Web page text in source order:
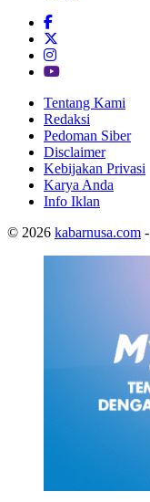
Tentang Kami
Redaksi
Pedoman Siber
Disclaimer
Kebijakan Privasi
Karya Anda
Info Iklan
© 2026 kabarnusa.com